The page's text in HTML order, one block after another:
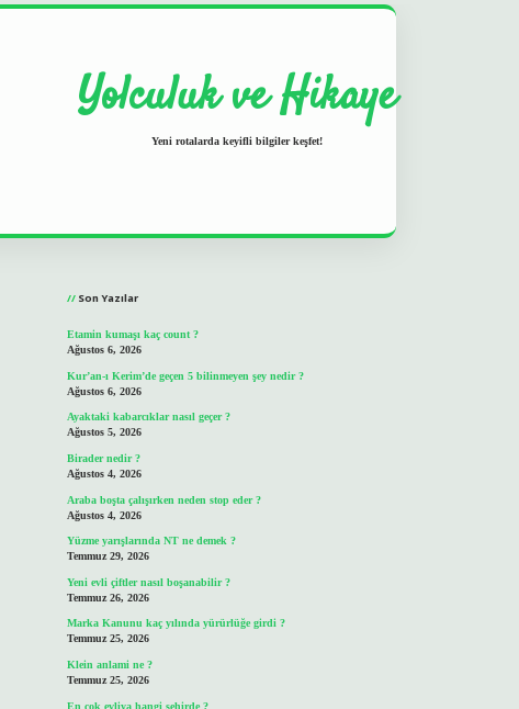
Yolculuk ve Hikaye
Yeni rotalarda keyifli bilgiler keşfet!
Son Yazılar
Etamin kumaşı kaç count ?
Ağustos 6, 2026
Kur’an-ı Kerim’de geçen 5 bilinmeyen şey nedir ?
Ağustos 6, 2026
Ayaktaki kabarcıklar nasıl geçer ?
Ağustos 5, 2026
Birader nedir ?
Ağustos 4, 2026
Araba boşta çalışırken neden stop eder ?
Ağustos 4, 2026
Yüzme yarışlarında NT ne demek ?
Temmuz 29, 2026
Yeni evli çiftler nasıl boşanabilir ?
Temmuz 26, 2026
Marka Kanunu kaç yılında yürürlüğe girdi ?
Temmuz 25, 2026
Klein anlami ne ?
Temmuz 25, 2026
En çok evliya hangi şehirde ?